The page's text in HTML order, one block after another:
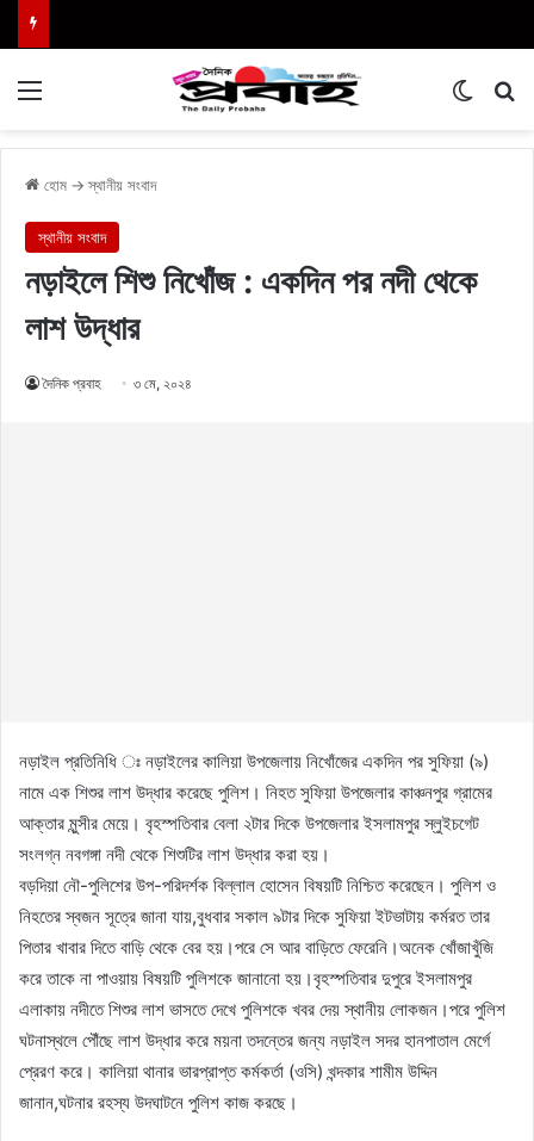
হোম → স্থানীয় সংবাদ
স্থানীয় সংবাদ
নড়াইলে শিশু নিখোঁজ : একদিন পর নদী থেকে
লাশ উদ্ধার
দৈনিক প্রবাহ ৩ মে, ২০২৪
নড়াইল প্রতিনিধি ঃ নড়াইলের কালিয়া উপজেলায় নিখোঁজের একদিন পর সুফিয়া (৯)
নামে এক শিশুর লাশ উদ্ধার করেছে পুলিশ। নিহত সুফিয়া উপজেলার কাঞ্চনপুর গ্রামের
আক্তার মুন্সীর মেয়ে। বৃহস্পতিবার বেলা ২টার দিকে উপজেলার ইসলামপুর স্লুইচগেট
সংলগ্ন নবগঙ্গা নদী থেকে শিশুটির লাশ উদ্ধার করা হয়।
বড়দিয়া নৌ-পুলিশের উপ-পরিদর্শক বিল্লাল হোসেন বিষয়টি নিশ্চিত করেছেন। পুলিশ ও
নিহতের স্বজন সূত্রে জানা যায়,বুধবার সকাল ৯টার দিকে সুফিয়া ইটভাটায় কর্মরত তার
পিতার খাবার দিতে বাড়ি থেকে বের হয়।পরে সে আর বাড়িতে ফেরেনি।অনেক খোঁজাখুঁজি
করে তাকে না পাওয়ায় বিষয়টি পুলিশকে জানানো হয়।বৃহস্পতিবার দুপুরে ইসলামপুর
এলাকায় নদীতে শিশুর লাশ ভাসতে দেখে পুলিশকে খবর দেয় স্থানীয় লোকজন।পরে পুলিশ
ঘটনাস্থলে পৌঁছে লাশ উদ্ধার করে ময়না তদন্তের জন্য নড়াইল সদর হানপাতাল মের্গে
প্রেরণ করে। কালিয়া থানার ভারপ্রাপ্ত কর্মকর্তা (ওসি) খন্দকার শামীম উদ্দিন
জানান,ঘটনার রহস্য উদঘাটনে পুলিশ কাজ করছে।